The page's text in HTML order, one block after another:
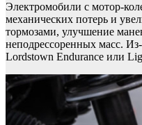
Электромобили с мотор-
механических потерь и
тормозами, улучшение
неподрессоренных масс.
Lordstown Endurance или